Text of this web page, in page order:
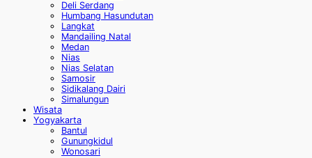
Deli Serdang
Humbang Hasundutan
Langkat
Mandailing Natal
Medan
Nias
Nias Selatan
Samosir
Sidikalang Dairi
Simalungun
Wisata
Yogyakarta
Bantul
Gunungkidul
Wonosari